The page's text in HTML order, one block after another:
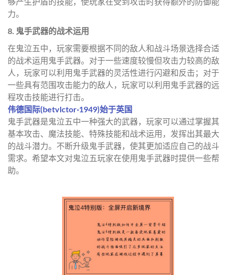
力。
8. 鬼手武器的战术运用
在鬼泣五中，玩家需要根据不同的敌人和战斗场景选择合适
的战术运用鬼手武器。对于一些速度较慢但攻击力较高的敌
人，玩家可以利用鬼手武器的灵活性进行闪避和反击；对于
一些具有范围攻击能力的敌人，玩家可以利用鬼手武器的远
程攻击技能进行打击。
伟德国际(betvlctor·1949)始于英国
鬼手武器是鬼泣五中一种强大的武器，玩家可以通过掌握其
基本攻击、魔法技能、特殊技能和战术运用，发挥出其最大
的战斗潜力。不断升级鬼手武器，使其更加适应自己的战斗
需求。希望本文对鬼泣五玩家在使用鬼手武器时提供一些帮
助。